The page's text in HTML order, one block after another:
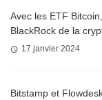
Avec les ETF
BlackRock de la
17 janvier 2024
Bitstamp et